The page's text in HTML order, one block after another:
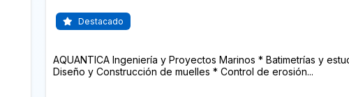
Destacado
AQUANTICA Ingeniería y Proyectos Marinos * Batimetrías y
Diseño y Construcción de muelles * Control de erosión...